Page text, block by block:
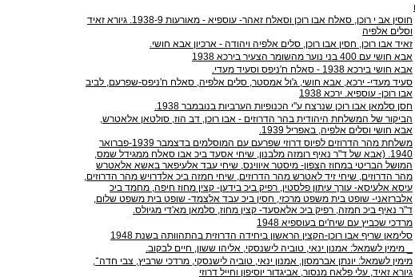
חוסין אב י רוכן, סאלח אבו רוכן וסאלח זאהר- עוספיא - מאורעות ‭.1938-9‬ גיורא זאיד
וסלים אלפיה
זאיד אבו רוכן, חסין אבו רוכן, סלים אלפיה ויהודה - ארכיון אבא חושי.
אבא חושי עם 400 בני נוער מהשומר הצעיר בירכא 1938
אבא חושי בירכא ‭- 1938‬ סאלח ח'ניפס וסעיד מעדי.
סעיד מעדי- ירכא, אבא חושי, ג'ול אמסטר, סלים אלפיה, סאלח ח'ניפס-שפרעם, לביב
אבו רוכן- עוספיא. ירכא 1938
חסן סלמאן אבו רוכן שנרצח ע"י הכנופיות הערביות בנובמבר ‭.1938‬
הביקור של המשלחת היהודית בהר הדרוזים - אבו רוכן, דב הוז, סולטאן אלאטרש,
אבא חושי וסלים אלפיה, באפריל ‭.1939‬
משלחת מהר הדרוזים לפיוס דרוזי שפרעם עם המוסלמים בדצמבר ‭-1939‬פברואר
‭.1940‬ (אבא של ד"ר נאיף רומזה מלבנון, שיחי אסעד ביכ אבו סאלח ממגידל שמס,
המושל הבריטי במחוז הצפון- מיסטר איווינס, שיחי עבד אלעיפאר באשא אלאטרש
מהר הדרוזים, שיחי זיד לאטרש מהר הדרוזים, שיחי חמזה ביכ אלדרויש מהר הדרוזים,
עיסא אלעיסא- עורך עיתון פלסטין, רפיק ביכ בידען- קצין מחוז חיפה, מחמד ביכ
אלברזאני- שופט בית משפט מרכזי, חסין ביכ עבד אלצמד- שופט בית משפט שלום,
ד"ר נאיף ביכ חמזה, רפיק ביכ אלאסעד- קצין מחוז, סלמאן מא'די מגיולס.
מרדכי שכביץ עם שיח'ים בעוספיא 1948
סלימאן שריף אבו רוכן-הקצין הראשון ביחידה הדרוזית בהתהוותה בשנת 1948
_ מימין לשמאל: אמנון ינאי, טוביה לישנסקי, אליהו ששון, חיים לבקוב.
מימין לשמאל: יונתן אברמסון, אמנון ינאי, טוביה לישנסקי, מרדכי שרביץ, צבי חדה־,
גיורא זאיד, עלי פלאח מנסור, אביגדור יוסיפון וחייל דרוזי